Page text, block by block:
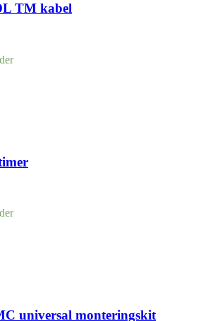
TM kabel
universal monteringskit